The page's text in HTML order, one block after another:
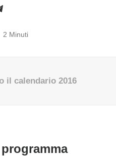
2 Minuti
il calendario 2016